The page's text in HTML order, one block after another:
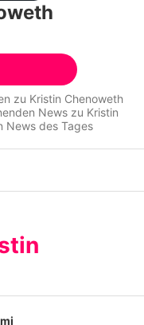
zu Kristin Chenoweth
News zu Kristin
des Tages